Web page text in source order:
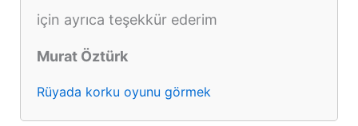
için ayrıca teşekkür ederim
Murat Öztürk
Rüyada korku oyunu görmek